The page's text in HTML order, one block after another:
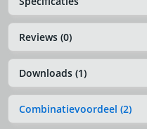
Reviews (0)
Downloads (1)
Combinatievoordeel (2)